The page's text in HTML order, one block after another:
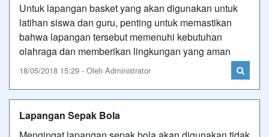
Untuk lapangan basket yang akan digunakan untuk
latihan siswa dan guru, penting untuk memastikan
bahwa lapangan tersebut memenuhi kebutuhan
olahraga dan memberikan lingkungan yang aman
18/05/2018 15:29 - Oleh Administrator
Lapangan Sepak Bola